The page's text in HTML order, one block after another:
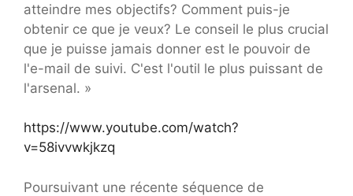
atteindre mes objectifs? Comment puis-je
obtenir ce que je veux? Le conseil le plus crucial
que je puisse jamais donner est le pouvoir de
l'e-mail de suivi. C'est l'outil le plus puissant de
l'arsenal. »
https://www.youtube.com/watch?
v=58ivvwkjkzq
Poursuivant une récente séquence de